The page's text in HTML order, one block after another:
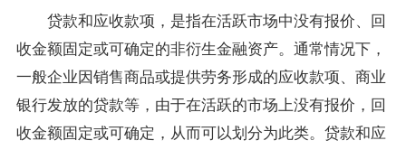
贷款和应收款项，是指在活跃市场中没有报价、回
收金额固定或可确定的非衍生金融资产。通常情况下，
一般企业因销售商品或提供劳务形成的应收款项、商业
银行发放的贷款等，由于在活跃的市场上没有报价，回
收金额固定或可确定，从而可以划分为此类。贷款和应